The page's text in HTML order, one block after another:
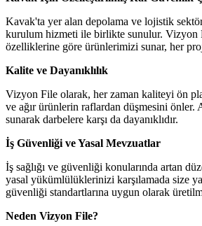
Kavak'ta yer alan depolama ve lojistik
kurulum hizmeti ile birlikte sunulur. Vizyon
özelliklerine göre ürünlerimizi sunar, her
Kalite ve Dayanıklılık
Vizyon File olarak, her zaman kaliteyi ön
ve ağır ürünlerin raflardan düşmesini önler.
sunarak darbelere karşı da dayanıklıdır.
İş Güvenliği ve Yasal Mevzuatlar
İş sağlığı ve güvenliği konularında artan
yasal yükümlülüklerinizi karşılamada size
güvenliği standartlarına uygun olarak
Neden Vizyon File?